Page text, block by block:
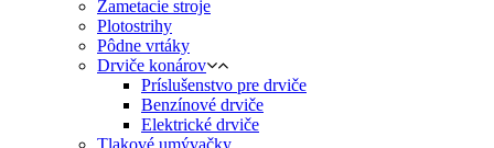
Zametacie stroje
Plotostrihy
Pôdne vrtáky
Drviče konárov
Príslušenstvo pre drviče
Benzínové drviče
Elektrické drviče